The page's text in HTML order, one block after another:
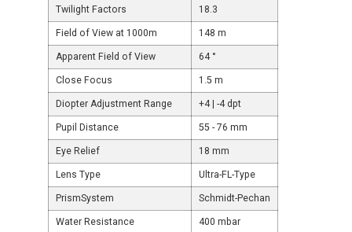
Twilight Factors 18.3
Field of View at 1000m 148 m
Apparent Field of View 64 °
Close Focus 1.5 m
Diopter Adjustment Range +4 | -4 dpt
Pupil Distance 55 - 76 mm
Eye Relief 18 mm
Lens Type Ultra-FL-Type
PrismSystem Schmidt-Pechan
Water Resistance 400 mbar